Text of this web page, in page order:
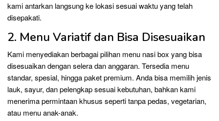
kami antarkan langsung ke lokasi sesuai waktu yang telah
disepakati.
2. Menu Variatif dan Bisa Disesuaikan
Kami menyediakan berbagai pilihan menu nasi box yang bisa
disesuaikan dengan selera dan anggaran. Tersedia menu
standar, spesial, hingga paket premium. Anda bisa memilih jenis
lauk, sayur, dan pelengkap sesuai kebutuhan, bahkan kami
menerima permintaan khusus seperti tanpa pedas, vegetarian,
atau menu anak-anak.